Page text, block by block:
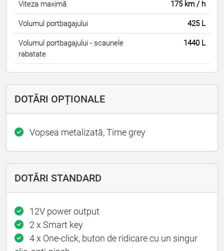
Viteza maximă 175 km / h
Volumul portbagajului 425 L
Volumul portbagajului - scaunele
rabatate
1440 L
DOTĂRI OPȚIONALE
Vopsea metalizată, Time grey
DOTĂRI STANDARD
12V power output
2 x Smart key
4 x One-click, buton de ridicare cu un singur